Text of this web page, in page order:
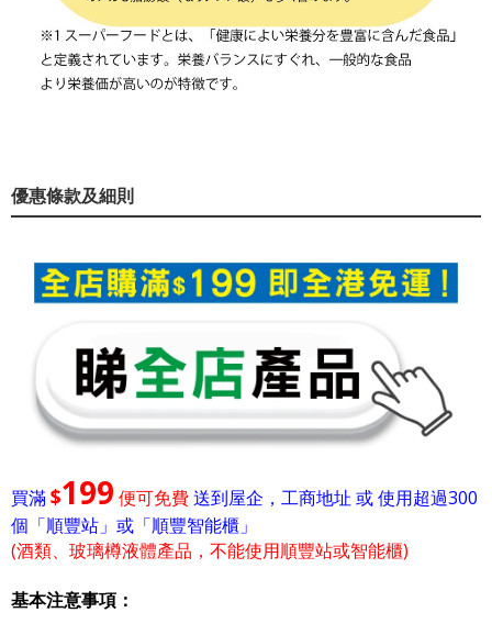
優惠條款及細則
買滿$199 便可免費送到屋企，工商地址 或 使用超過300
個「順豐站」或「順豐智能櫃」
(酒類、玻璃樽液體產品，不能使用順豐站或智能櫃)
基本注意事項：